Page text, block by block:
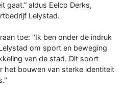
gaat.” aldus Eelco Derks,
Lelystad.
toe: "Ik ben onder de indruk
om sport en beweging
van de stad. Dit soort
het bouwen van sterke identiteit